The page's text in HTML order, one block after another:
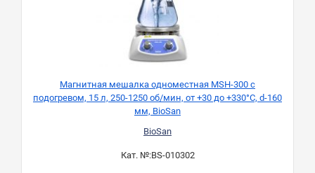
Магнитная мешалка одноместная МSH-300 с
подогревом, 15 л, 250-1250 об/мин, от +30 до +330°C, d-160
мм, BioSan
BioSan
Кат. №:BS-010302